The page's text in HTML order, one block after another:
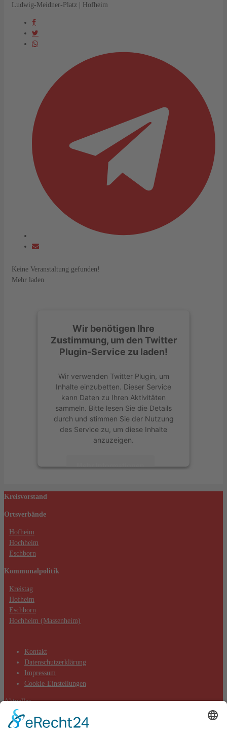
Ludwig-Meidner-Platz | Hofheim
Keine Veranstaltung gefunden!
Mehr laden
Wir benötigen Ihre
Zustimmung, um den Twitter
Plugin-Service zu laden!
Wir verwenden Twitter Plugin, um
Inhalte einzubetten. Dieser Service
kann Daten zu Ihren Aktivitäten
sammeln. Bitte lesen Sie die Details
durch und stimmen Sie der Nutzung
des Service zu, um diese Inhalte
anzuzeigen.
Mehr Informationen
Akzeptieren
Kreisvorstand
Ortsverbände
Hofheim
Hochheim
Eschborn
Kommunalpolitik
Kreistag
Hofheim
Eschborn
Hochheim (Massenheim)
Kontakt
Datenschutzerklärung
Impressum
Cookie-Einstellungen
Aktuelles
Aktionen
Positionen